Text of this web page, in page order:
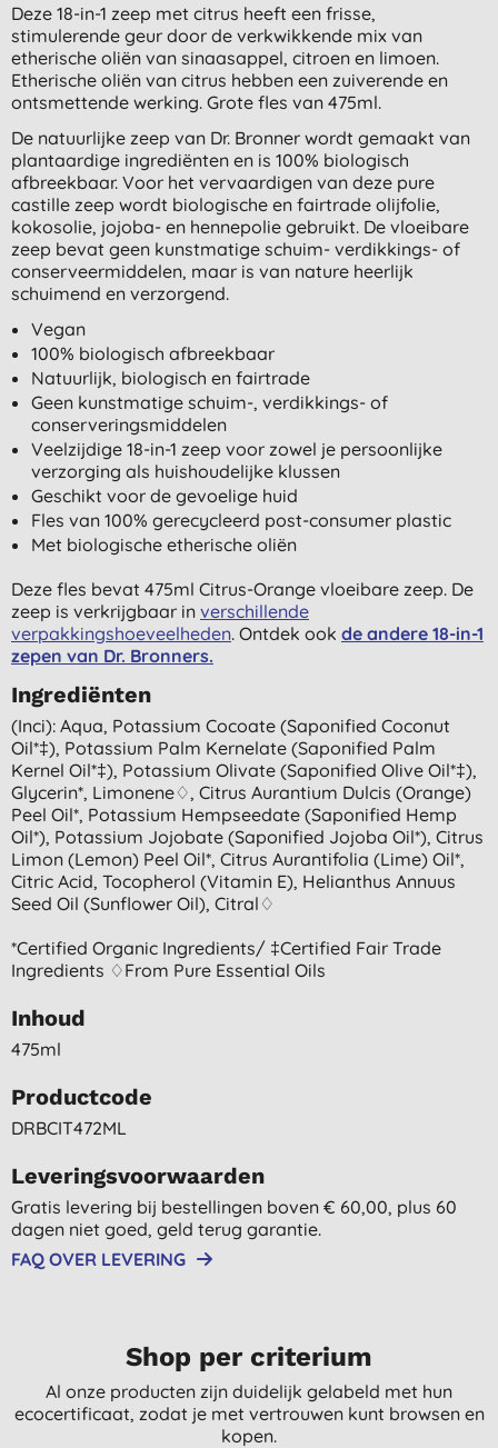
Deze 18-in-1 zeep met citrus heeft een frisse,
stimulerende geur door de verkwikkende mix van
etherische oliën van sinaasappel, citroen en limoen.
Etherische oliën van citrus hebben een zuiverende en
ontsmettende werking. Grote fles van 475ml.
De natuurlijke zeep van Dr. Bronner wordt gemaakt van
plantaardige ingrediënten en is 100% biologisch
afbreekbaar. Voor het vervaardigen van deze pure
castille zeep wordt biologische en fairtrade olijfolie,
kokosolie, jojoba- en hennepolie gebruikt. De vloeibare
zeep bevat geen kunstmatige schuim- verdikkings- of
conserveermiddelen, maar is van nature heerlijk
schuimend en verzorgend.
Vegan
100% biologisch afbreekbaar
Natuurlijk, biologisch en fairtrade
Geen kunstmatige schuim-, verdikkings- of
conserveringsmiddelen
Veelzijdige 18-in-1 zeep voor zowel je persoonlijke
verzorging als huishoudelijke klussen
Geschikt voor de gevoelige huid
Fles van 100% gerecycleerd post-consumer plastic
Met biologische etherische oliën
Deze fles bevat 475ml Citrus-Orange vloeibare zeep. De
zeep is verkrijgbaar in verschillende
verpakkingshoeveelheden. Ontdek ook de andere 18-in-1
zepen van Dr. Bronners.
Ingrediënten
(inci): Aqua, Potassium Cocoate (saponified Coconut
Oil*‡), Potassium Palm Kernelate (saponified Palm
Kernel Oil*‡), Potassium Olivate (saponified Olive Oil*‡),
Glycerin*, Limonene♢, Citrus Aurantium Dulcis (orange)
Peel Oil*, Potassium Hempseedate (saponified Hemp
Oil*), Potassium Jojobate (saponified Jojoba Oil*), Citrus
Limon (lemon) Peel Oil*, Citrus Aurantifolia (lime) Oil*,
Citric Acid, Tocopherol (vitamin E), Helianthus Annuus
Seed Oil (sunflower Oil), Citral♢
*certified Organic Ingredients/ ‡certified Fair Trade
Ingredients ♢from Pure Essential Oils
Inhoud
475ml
Productcode
DRBCIT472ML
Leveringsvoorwaarden
Gratis levering bij bestellingen boven € 60,00, plus 60
dagen niet goed, geld terug garantie.
FAQ OVER LEVERING
Shop per criterium
Al onze producten zijn duidelijk gelabeld met hun
ecocertificaat, zodat je met vertrouwen kunt browsen en
kopen.